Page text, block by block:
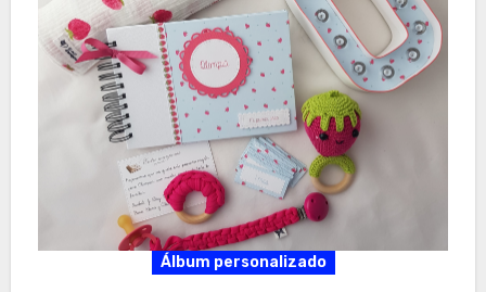
Álbum personalizado